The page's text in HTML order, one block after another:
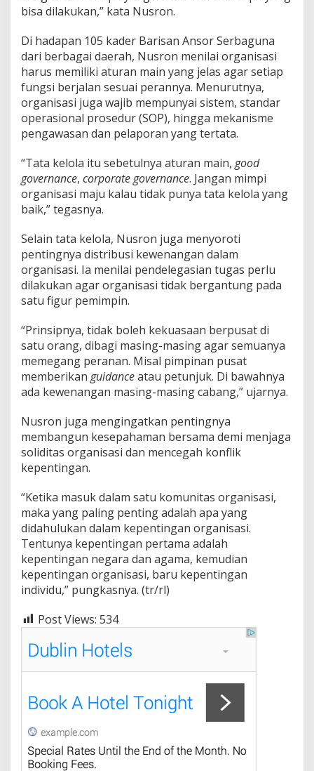
bisa dilakukan,” kata Nusron.
Di hadapan 105 kader Barisan Ansor Serbaguna
dari berbagai daerah, Nusron menilai organisasi
harus memiliki aturan main yang jelas agar setiap
fungsi berjalan sesuai perannya. Menurutnya,
organisasi juga wajib mempunyai sistem, standar
operasional prosedur (SOP), hingga mekanisme
pengawasan dan pelaporan yang tertata.
“Tata kelola itu sebetulnya aturan main, good
governance, corporate governance. Jangan mimpi
organisasi maju kalau tidak punya tata kelola yang
baik,” tegasnya.
Selain tata kelola, Nusron juga menyoroti
pentingnya distribusi kewenangan dalam
organisasi. Ia menilai pendelegasian tugas perlu
dilakukan agar organisasi tidak bergantung pada
satu figur pemimpin.
“Prinsipnya, tidak boleh kekuasaan berpusat di
satu orang, dibagi masing-masing agar semuanya
memegang peranan. Misal pimpinan pusat
memberikan guidanceatau petunjuk. Di bawahnya
ada kewenangan masing-masing cabang,” ujarnya.
Nusron juga mengingatkan pentingnya
membangun kesepahaman bersama demi menjaga
soliditas organisasi dan mencegah konflik
kepentingan.
“Ketika masuk dalam satu komunitas organisasi,
maka yang paling penting adalah apa yang
didahulukan dalam kepentingan organisasi.
Tentunya kepentingan pertama adalah
kepentingan negara dan agama, kemudian
kepentingan organisasi, baru kepentingan
individu,” pungkasnya. (tr/rl)
Post Views: 534